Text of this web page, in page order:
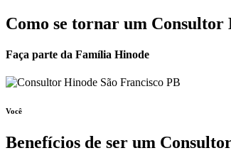
Como se tornar um Consultor
Faça parte da Família Hinode
Você
Benefícios de ser um